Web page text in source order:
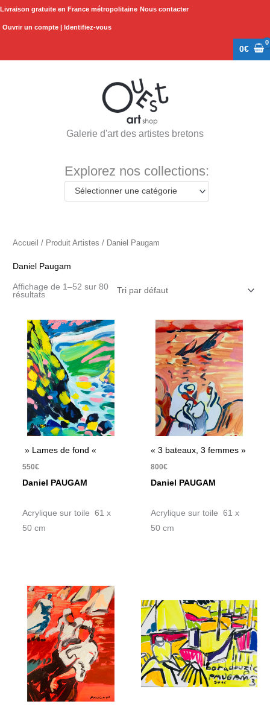
Aller
Livraison gratuite en France métropolitaine Nous contacter
Ouvrir un compte | Identifiez-vous
0€
Galerie d'art des artistes bretons
Explorez nos collections:
Sélectionner une catégorie
Accueil / Produit Artistes / Daniel Paugam
Daniel Paugam
Affichage de 1–52 sur 80
résultats
» Lames de fond «
550€
Daniel PAUGAM
Acrylique sur toile 61 x
50 cm
« 3 bateaux, 3 femmes »
800€
Daniel PAUGAM
Acrylique sur toile 61 x
50 cm